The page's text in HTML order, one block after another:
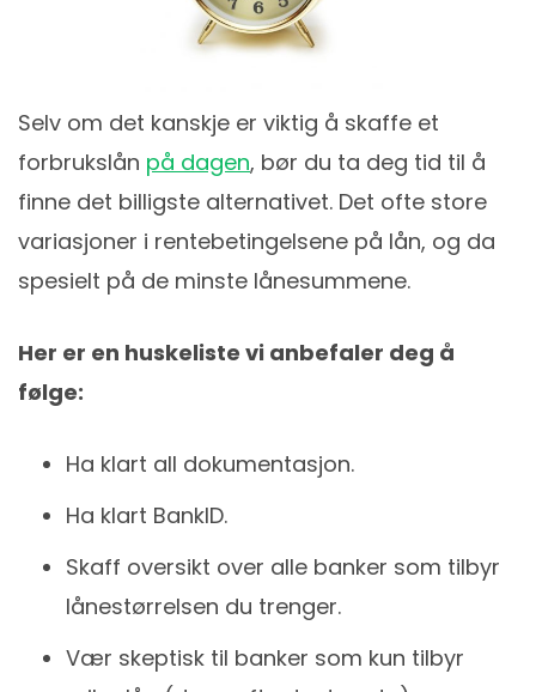
Selv om det kanskje er viktig å skaffe et
forbrukslån på dagen, bør du ta deg tid til å
finne det billigste alternativet. Det ofte store
variasjoner i rentebetingelsene på lån, og da
spesielt på de minste lånesummene.
Her er en huskeliste vi anbefaler deg å
følge:
Ha klart all dokumentasjon.
Ha klart BankID.
Skaff oversikt over alle banker som tilbyr
lånestørrelsen du trenger.
Vær skeptisk til banker som kun tilbyr